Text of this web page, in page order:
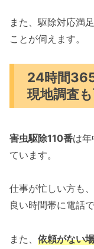
また、駆除対応満
ことが伺えます。
24時間
現地調査
害虫駆除110番は
ています。
仕事が忙しい方も
良い時間帯に電話で
また、 依頼がない